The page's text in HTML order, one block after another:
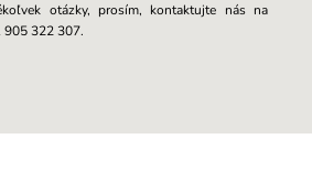
otázky, prosím, kontaktujte nás na
905 322 307.